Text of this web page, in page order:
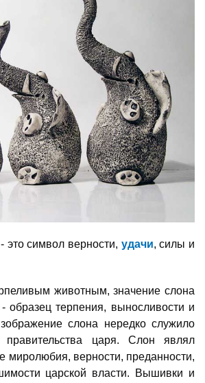
- это символ верности, удачи, силы и
животным, значение слона
образец терпения, выносливости и
слона нередко служило
царя. Слон являл
миролюбия, верности, преданности,
царской власти. Вышивки и